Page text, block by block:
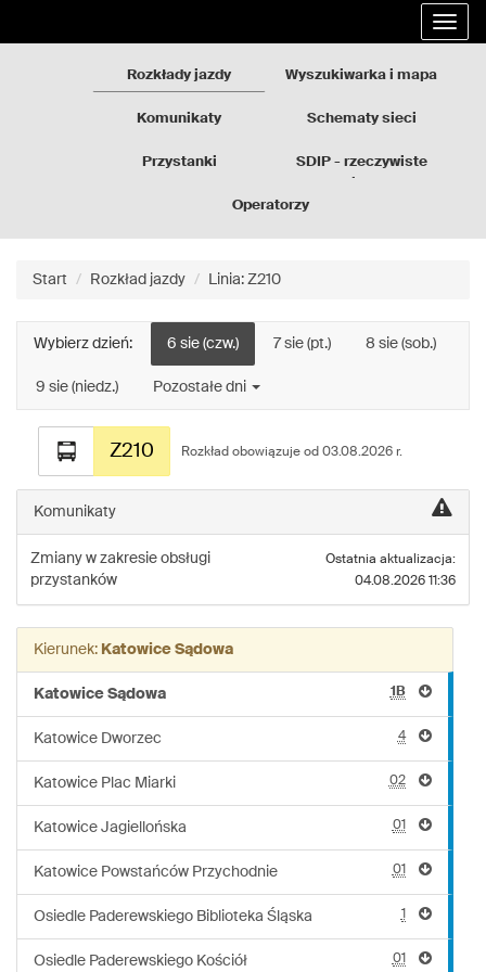
Rozkłady jazdy Wyszukiwarka i mapa
Komunikaty Schematy sieci
Przystanki
SDIP - rzeczywiste
Operatorzy
Start Rozkład jazdy Linia: Z210
Wybierz dzień: 6 sie (czw.) 7 sie (pt.) 8 sie (sob.)
9 sie (niedz.) Pozostałe dni
Z210
jazdy
linii:
Rozkład obowiązuje od 03.08.2026 r.
Komunikaty
Zmiany w zakresie obsługi
przystanków
Ostatnia aktualizacja:
04.08.2026 11:36
Kierunek: Katowice Sądowa
Katowice Sądowa 1B
Katowice Dworzec 4
Katowice Plac Miarki 02
Katowice Jagiellońska 01
Katowice Powstańców Przychodnie 01
Osiedle Paderewskiego Biblioteka Śląska 1
Osiedle Paderewskiego Kościół 01